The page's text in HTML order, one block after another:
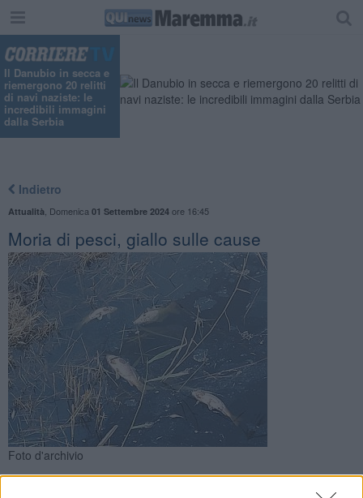
Il Danubio in secca e
riemergono 20 relitti
di navi naziste: le
incredibili immagini
dalla Serbia
Indietro
Attualità Domenica 01 Settembre 2024ore 16:45
Moria di pesci, giallo sulle cause
Foto d'archivio
Dopo i sopralluoghi dell'amministrazione comunale con